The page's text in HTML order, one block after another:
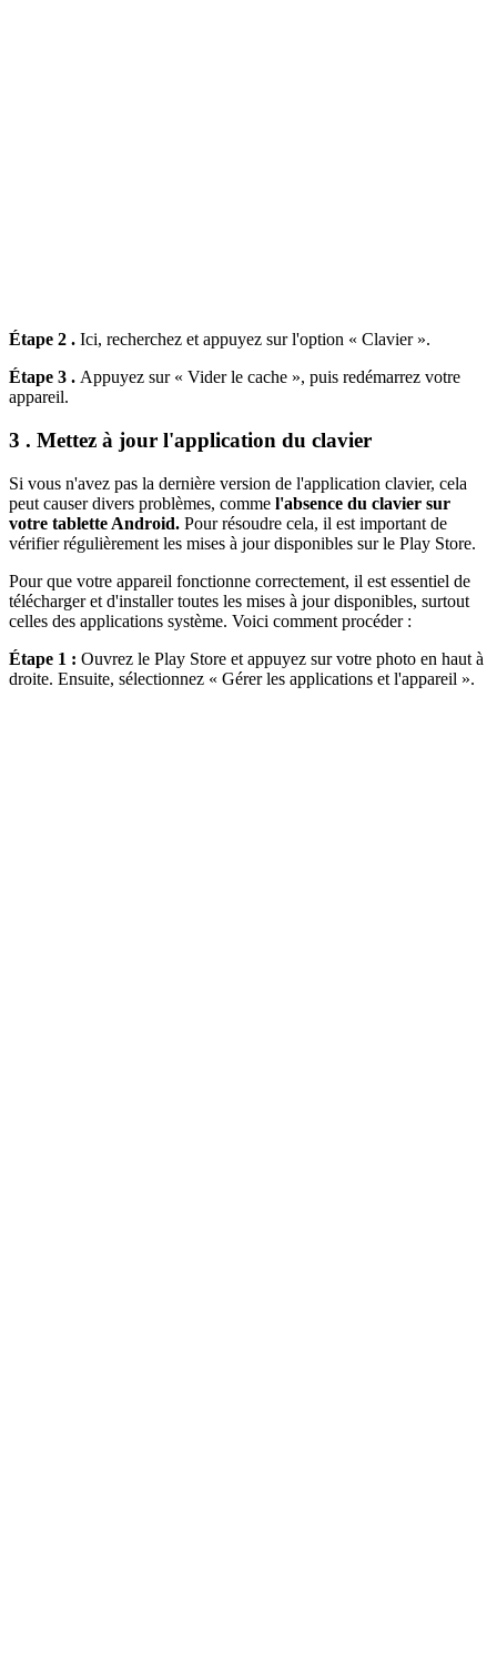
Étape 2 . Ici, recherchez et appuyez sur l'option « Clavier ».
Étape 3 . Appuyez sur « Vider le cache », puis redémarrez votre
appareil.
3 . Mettez à jour l'application du clavier
Si vous n'avez pas la dernière version de l'application clavier, cela
peut causer divers problèmes, comme l'absence du clavier sur
votre tablette Android. Pour résoudre cela, il est important de
vérifier régulièrement les mises à jour disponibles sur le Play Store.
Pour que votre appareil fonctionne correctement, il est essentiel de
télécharger et d'installer toutes les mises à jour disponibles, surtout
celles des applications système. Voici comment procéder :
Étape 1 : Ouvrez le Play Store et appuyez sur votre photo en haut à
droite. Ensuite, sélectionnez « Gérer les applications et l'appareil ».